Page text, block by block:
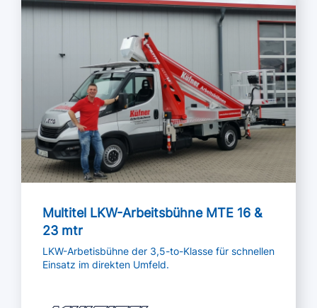
Multitel LKW-Arbeitsbühne MTE 16 &
23 mtr
LKW-Arbetisbühne der 3,5-to-Klasse für schnellen
Einsatz im direkten Umfeld.